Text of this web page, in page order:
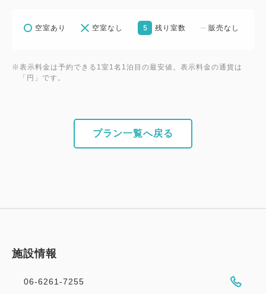
空室あり 空室なし 5 残り室数 販売なし
※表示料金は予約できる1室1名1泊目の最安値。表示料金の通貨は
「円」です。
プラン一覧へ戻る
施設情報
06-6261-7255